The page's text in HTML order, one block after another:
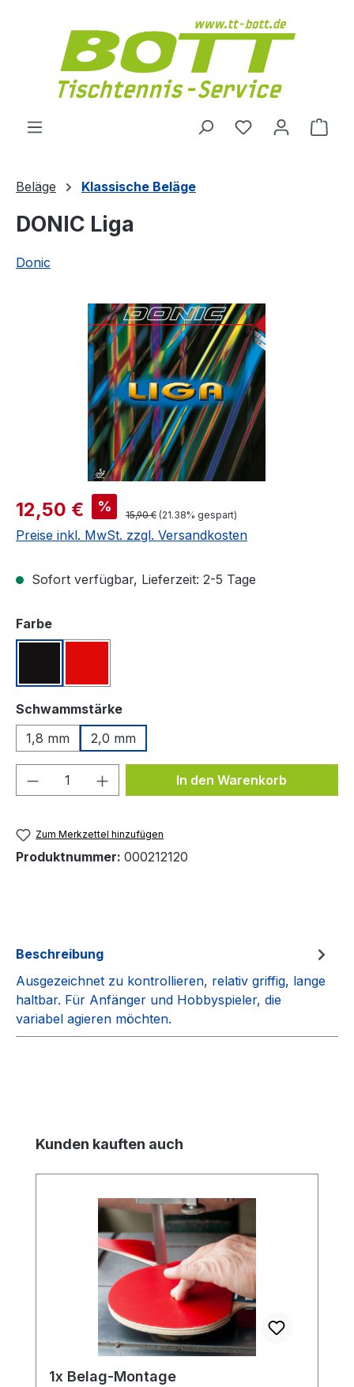
Du hast 0
Beläge Klassische Beläge
DONIC Liga
Donic
Verkaufspreis:
12,50 € % Regulärer Preis:
15,90 € (21.38% gespart)
Preise inkl. MwSt. zzgl. Versandkosten
Sofort verfügbar, Lieferzeit: 2-5 Tage
Farbeauswählen
Schwammstärkeauswählen
1,8 mm
2,0 mm
Produkt Anzahl: Gib denIn den Warenkorb
Zum Merkzettel hinzufügen
Produktnummer: 000212120
Beschreibung
Ausgezeichnet zu kontrollieren, relativ griffig, lange
haltbar. Für Anfänger und Hobbyspieler, die
variabel agieren möchten.
Produktgalerie überspringen
Kunden kauften auch
1x Belag-Montage